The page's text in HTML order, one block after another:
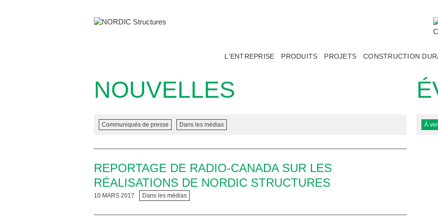
L'ENTREPRISE PRODUITS PROJETS CONSTRUCTION
NOUVELLES
Communiqués de presse Dans les médias
REPORTAGE DE RADIO-CANADA SUR LES
RÉALISATIONS DE NORDIC STRUCTURES
10 MARS 2017 Dans les médias
À